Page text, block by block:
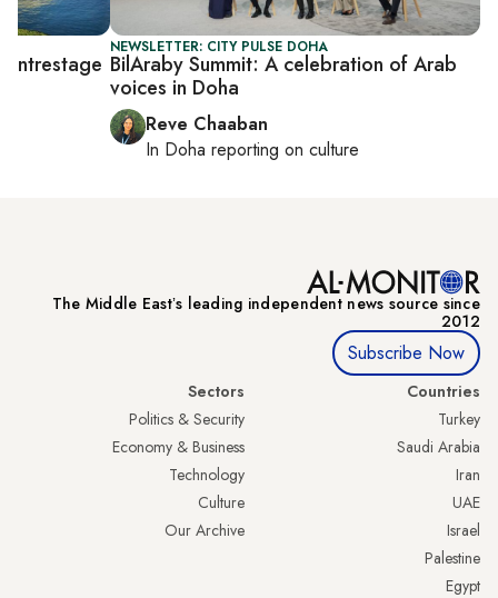
NEWSLETTER: CITY PULSE DOHA
BilAraby Summit: A celebration of Arab
voices in Doha
Reve Chaaban
In Doha reporting on culture
The Middle Eastʼs leading independent news source since
2012
Subscribe Now
Countries
Turkey
Saudi Arabia
Iran
UAE
Israel
Palestine
Egypt
Sectors
Politics & Security
Economy & Business
Technology
Culture
Our Archive